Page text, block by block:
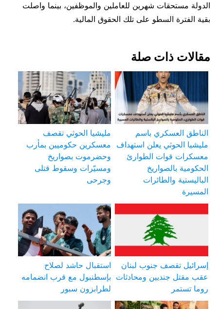
الدولة مستحقات شهرين للعاملين والموظفين، بينما واصلت
بقية الفترة السطو على تلك الحقوق المالية.
مقالات ذات صلة
الناطق العسكري باسم
مليشيا الحوثي يعلن استهداف
معسكرات قوات الطوارئ
الحكومية بالصواريخ
الباليستية والطائرات
المسيرة
مليشيا الحوثي تقصف
معسكرين حكوميين بمأرب
وحضرموت بصواريخ
ومسيّرات وسقوط قتلى
وجرحى
إسرائيل تقصف جنوب لبنان
عقب مقتل جنديين ومحادثات
روما تستمر
استقبال حاشد لصلاح
بإسطنبول مع قرب انضمامه
لطرابزون سبور